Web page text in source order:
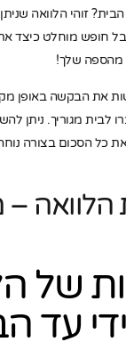
הבית? זוהי הלוואה
חופש מוחלט כיצד
מהספה שלך!
את הבקשה באופן
לבית מגוריך. ניתן
כל הסכום בצורה
–
של
עד